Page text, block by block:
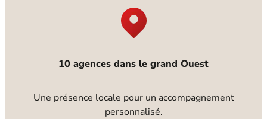
10 agences dans le grand Ouest
Une présence locale pour un accompagnement
personnalisé.